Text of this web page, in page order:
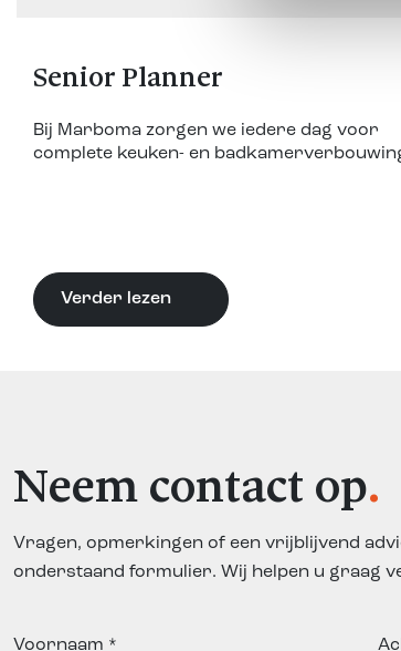
Senior Planner
Bij Marboma zorgen we iedere dag voor
complete keuken- en
Verder lezen
Neem contact op
Vragen, opmerkingen of een vrijblijvend
onderstaand formulier. Wij helpen u graag
Voornaam